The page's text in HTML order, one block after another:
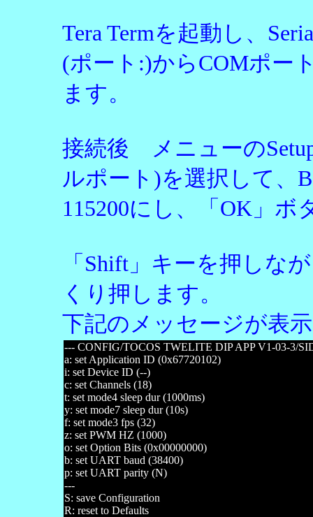
Tera Termを起動し、
(ポート:)からCOMポー
ます。
接続後 メニューの
ルポート)を選択して、
115200にし、「OK」ボ
「Shift」キーを押しな
くり押します。
下記のメッセージが表
--- CONFIG/TOCOS TWELITE DIP APP V1-03-3/
a: set Application ID (0x67720102)
i: set Device ID (--)
c: set Channels (18)
t: set mode4 sleep dur (1000ms)
y: set mode7 sleep dur (10s)
f: set mode3 fps (32)
z: set PWM HZ (1000)
o: set Option Bits (0x00000000)
b: set UART baud (38400)
p: set UART parity (N)
---
S: save Configuration
R: reset to Defaults